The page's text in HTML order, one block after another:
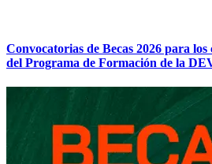
Convocatorias de Becas 2026 para los
del Programa de Formación de la